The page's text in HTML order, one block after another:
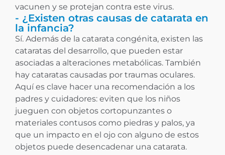
vacunen y se protejan contra este virus.
- ¿Existen otras causas de catarata en
la infancia?
Sí. Además de la catarata congénita, existen las
cataratas del desarrollo, que pueden estar
asociadas a alteraciones metabólicas. También
hay cataratas causadas por traumas oculares.
Aquí es clave hacer una recomendación a los
padres y cuidadores: eviten que los niños
jueguen con objetos cortopunzantes o
materiales contusos como piedras y palos, ya
que un impacto en el ojo con alguno de estos
objetos puede desencadenar una catarata.